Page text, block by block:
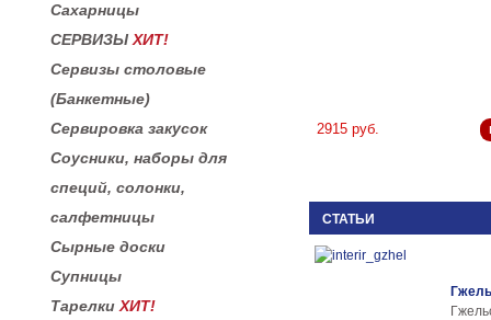
Сахарницы
СЕРВИЗЫ ХИТ!
Сервизы столовые
(Банкетные)
Сервировка закусок
Соусники, наборы для
специй, солонки,
салфетницы
Сырные доски
Супницы
Тарелки ХИТ!
2915 руб.
СТАТЬИ